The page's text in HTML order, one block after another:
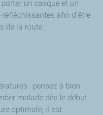
un casque et un
afin d’être
de la route.
: pensez à bien
malade dès le début
optimale, il est